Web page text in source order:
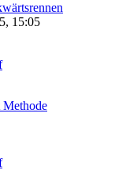
15:05
Methode